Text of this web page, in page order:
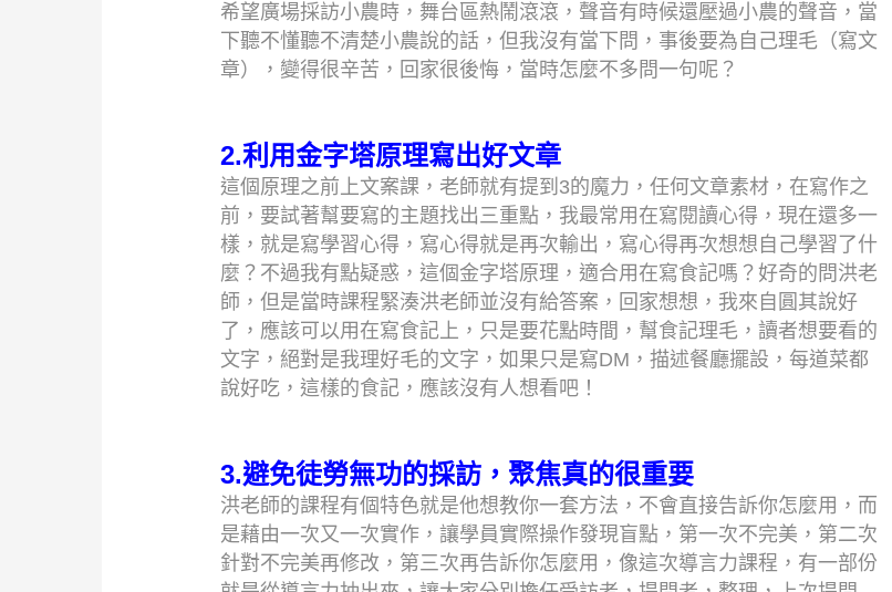
希望廣場採訪小農時，舞台區熱鬧滾滾，聲音有時候還壓過小農的聲音，當
下聽不懂聽不清楚小農說的話，但我沒有當下問，事後要為自己理毛（寫文
章），變得很辛苦，回家很後悔，當時怎麼不多問一句呢？
2.利用金字塔原理寫出好文章
這個原理之前上文案課，老師就有提到3的魔力，任何文章素材，在寫作之
前，要試著幫要寫的主題找出三重點，我最常用在寫閱讀心得，現在還多一
樣，就是寫學習心得，寫心得就是再次輸出，寫心得再次想想自己學習了什
麼？不過我有點疑惑，這個金字塔原理，適合用在寫食記嗎？好奇的問洪老
師，但是當時課程緊湊洪老師並沒有給答案，回家想想，我來自圓其說好
了，應該可以用在寫食記上，只是要花點時間，幫食記理毛，讀者想要看的
文字，絕對是我理好毛的文字，如果只是寫DM，描述餐廳擺設，每道菜都
說好吃，這樣的食記，應該沒有人想看吧！
3.避免徒勞無功的採訪，聚焦真的很重要
洪老師的課程有個特色就是他想教你一套方法，不會直接告訴你怎麼用，而
是藉由一次又一次實作，讓學員實際操作發現盲點，第一次不完美，第二次
針對不完美再修改，第三次再告訴你怎麼用，像這次導言力課程，有一部份